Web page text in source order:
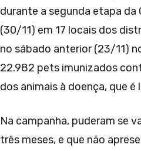
durante a segunda etapa
(30/11) em 17 locais dos
no sábado anterior (23/11)
22.982 pets imunizados
dos animais à doença, que
Na campanha, puderam se
três meses, e que não